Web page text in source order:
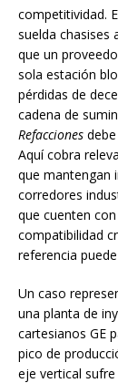
competitividad.
suelda chasises
que un
sola estación
pérdidas de
cadena de
Refacciones
Aquí cobra
que mantengan
corredores
que cuenten
compatibilidad
referencia
Un caso
una planta de
cartesianos GE
pico de
eje vertical